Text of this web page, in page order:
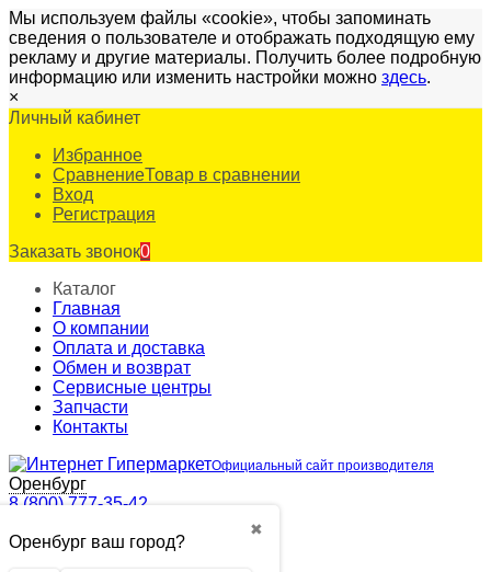
Мы используем файлы «cookie», чтобы запоминать
сведения о пользователе и отображать подходящую ему
рекламу и другие материалы. Получить более подробную
информацию или изменить настройки можно здесь.
×
Личный кабинет
Избранное
СравнениеТовар в сравнении
Вход
Регистрация
Заказать звонок0
Каталог
Главная
О компании
Оплата и доставка
Обмен и возврат
Сервисные центры
Запчасти
Контакты
Официальный сайт производителя
Оренбург
✖
Оренбург ваш город?
8 (800) 777-35-42
0